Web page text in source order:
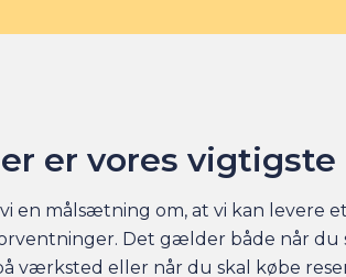
er vores vigtigste
en målsætning om, at vi kan levere
Det gælder både når
værksted eller når du skal købe